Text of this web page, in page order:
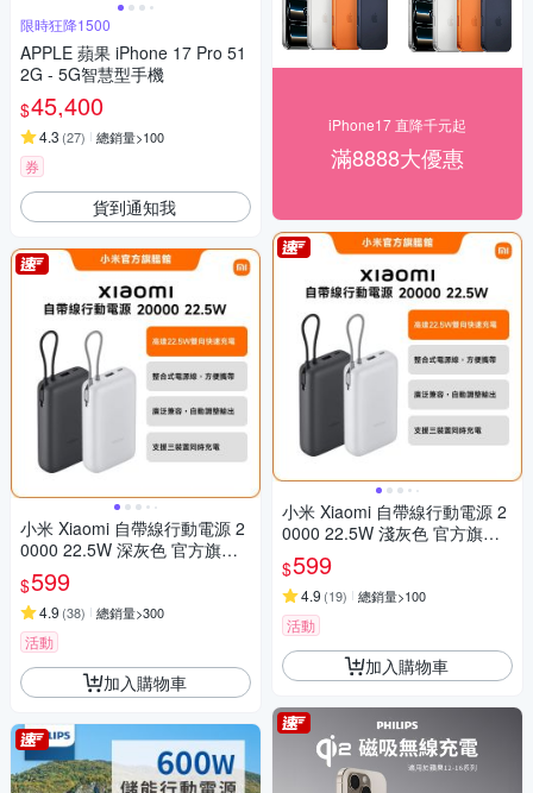
限時狂降1500
APPLE 蘋果 iPhone 17 Pro 51
2G - 5G智慧型手機
$45,400
4.3 (27) 總銷量>100
券
貨到通知我
小米 Xiaomi 自帶線行動電源 2
0000 22.5W 深灰色 官方旗艦
館
$599
4.9 (38) 總銷量>300
活動
加入購物車
iPhone17 直降千元起
滿8888大優惠
小米 Xiaomi 自帶線行動電源 2
0000 22.5W 淺灰色 官方旗艦
館
$599
4.9 (19) 總銷量>100
活動
加入購物車